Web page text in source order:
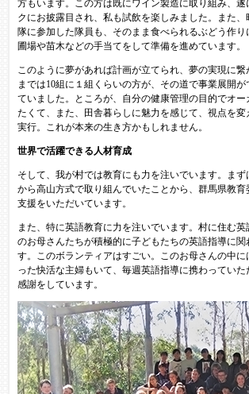
方もいます。この方は既にワイン製造に取り組み、遂
クにお披露目され、私も試飲を楽しみました。また
隊に参加した隊員も、そのまま食べられるぶどう作
圃場や苗木などの手当てをして準備を進めています。
このように夢があれば計画が立てられ、夢の実現に
までは10組に１組くらいの方が、その道で事業展開
ていました。ところが、自分の健康管理の目的でオー
たくて、また、田舎暮らしに魅力を感じて、視点を変
実行。これが本来の生き方かもしれません。
世界で活躍できる人材育成
そして、我が村では教育にも力を注いでいます。まず
から高山方式で取り組んでいたことから、群馬県教
支援をいただいています。
また、特に英語教育に力を注いでいます。村に住む
のお母さんたちが積極的に子どもたちの英語指導に関
す。このボランティアはすごい。このお母さんの中
った快活な主婦もいて、毎週英語指導に携わっていた
感謝をしています。